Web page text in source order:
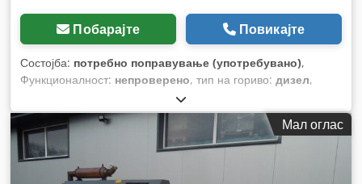
Побарајте Повикајте
Состојба: потребно поправување (употребувано),
Функционалност: непроверено, тип на гориво: дизел,
, работни часови:
Мал оглас